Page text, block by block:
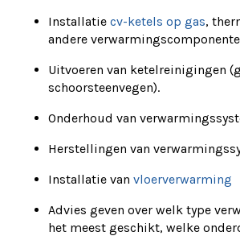
Installatie cv-ketels op gas,
andere
Uitvoeren van ketelreinigingen
schoorsteenvegen).
Onderhoud van
Herstellingen van
Installatie van vloerverwarming
Advies geven over welk type
het meest geschikt, welke